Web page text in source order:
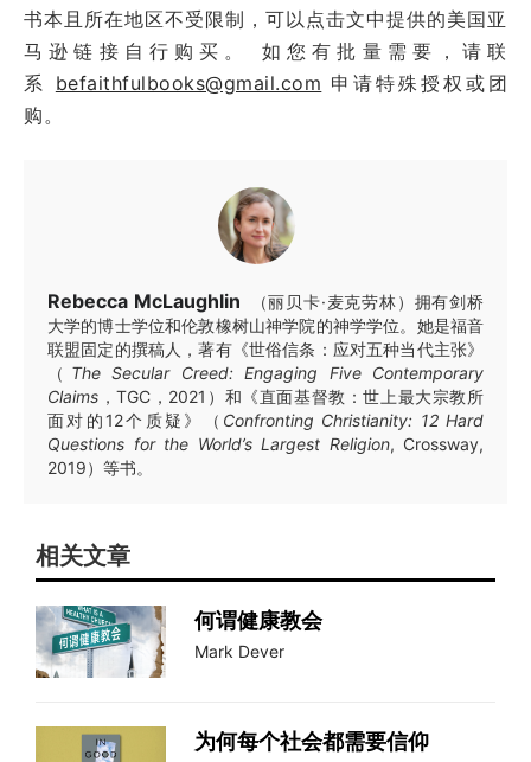
书本且所在地区不受限制，可以点击文中提供的美国亚
马逊链接自行购买。 如您有批量需要，请联
系 befaithfulbooks@gmail.com 申请特殊授权或团
购。
Rebecca McLaughlin
（丽贝卡·麦克劳林）拥有剑桥
大学的博士学位和伦敦橡树山神学院的神学学位。她是福音
联盟固定的撰稿人，著有《世俗信条：应对五种当代主张》
（ The Secular Creed: Engaging Five Contemporary
Claims ，TGC，2021）和《直面基督教：世上最大宗教所
面对的12个质疑》（ Confronting Christianity: 12 Hard
Questions for the World’s Largest Religion, Crossway,
2019）等书。
相关文章
何谓健康教会
Mark Dever
为何每个社会都需要信仰